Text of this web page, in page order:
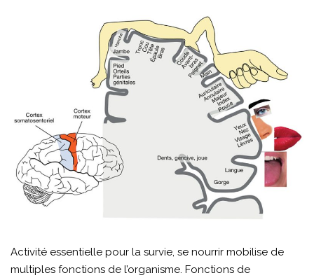
Activité essentielle pour la survie, se nourrir mobilise de
multiples fonctions de l’organisme. Fonctions de